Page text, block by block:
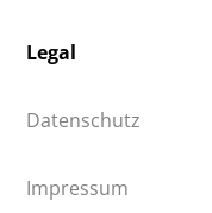
Legal
Datenschutz
Impressum